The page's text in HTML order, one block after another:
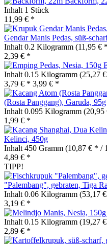
Inhalt 1 Stück
11,99 € *
Gendar Manis Pedas, süß-
Inhalt 0.2 Kilogramm (11,95 €
2,39 € *
Inhalt 0.15 Kilogramm (25,27
3,79 € * 3,99 € *
(Rosta Panggang), Garuda, 95g
Inhalt 0.095 Kilogramm (20,95
1,99 € *
Kelinci, 450g
Inhalt 450 Gramm (10,87 € * /
4,89 € *
TIPP!
"Palembang", gebraten, Tiga
Inhalt 0.06 Kilogramm (53,17
3,19 € *
Inhalt 0.15 Kilogramm (19,27
2,89 € *